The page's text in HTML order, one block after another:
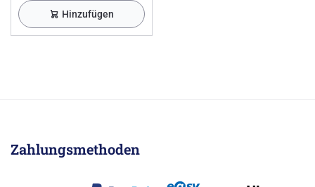
Hinzufügen
Zahlungsmethoden